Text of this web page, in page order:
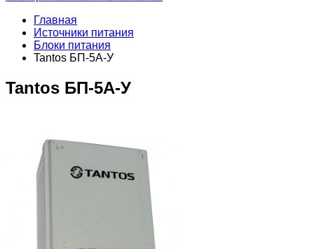
Главная
Источники питания
Блоки питания
Tantos БП-5А-У
Tantos БП-5А-У